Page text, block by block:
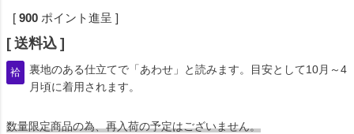
[ 900 ポイント進呈 ]
送料込
袷
裏地のある仕立てで「あわせ」と読みます。目安として10月～4
月頃に着用されます。
数量限定商品の為、再入荷の予定はございません。